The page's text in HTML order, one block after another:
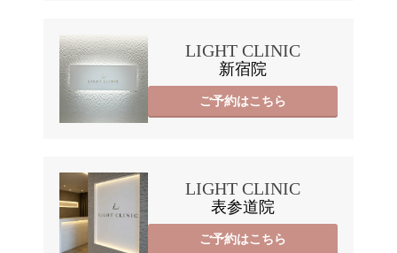
LIGHT CLINIC
新宿院
ご予約はこちら
LIGHT CLINIC
表参道院
ご予約はこちら